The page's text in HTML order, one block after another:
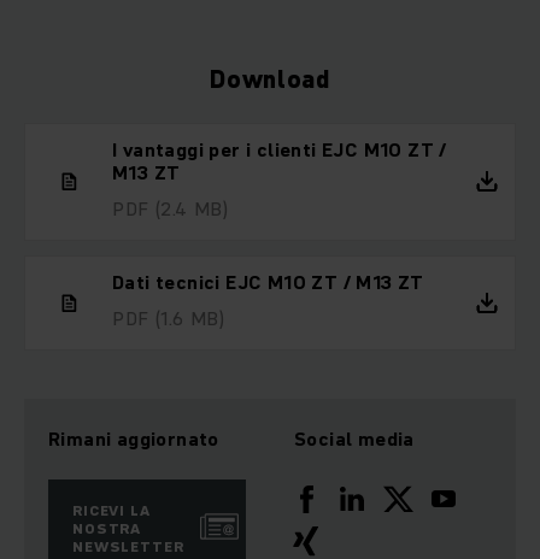
Download
I vantaggi per i clienti EJC M10 ZT /
M13 ZT
PDF (2.4 MB)
Dati tecnici EJC M10 ZT / M13 ZT
PDF (1.6 MB)
Rimani aggiornato
RICEVI LA
NOSTRA
NEWSLETTER
Social media